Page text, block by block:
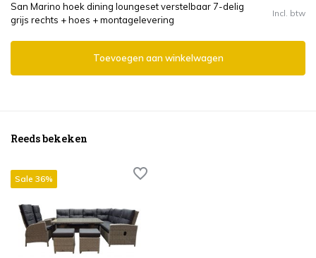
San Marino hoek dining loungeset verstelbaar 7-delig
grijs rechts + hoes + montagelevering
Incl. btw
Toevoegen aan winkelwagen
Reeds bekeken
Sale 36%